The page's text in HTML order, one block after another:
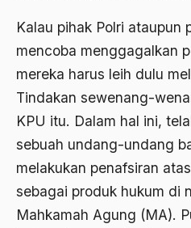
Kalau pihak Polri ataupun
mencoba menggagalkan
mereka harus leih dulu
Tindakan sewenang-
KPU itu. Dalam hal ini,
sebuah undang-undang
melakukan penafsiran
sebagai produk hukum di
Mahkamah Agung (MA).
1979
1978
1977
1976
1975
1974
Advisors
Aera-Europa
Afganistan
Afiliasi Kultural
Afrika
Afrika utara